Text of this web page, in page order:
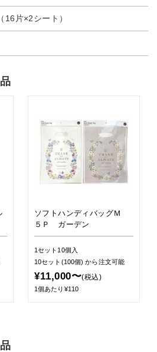
16片×2シート）
ソフトハンディバッグＭ
５Ｐ ガーデン
1セット10個入
10セット(100個)から注文可能
¥11,000〜(税込)
1個あたり¥110